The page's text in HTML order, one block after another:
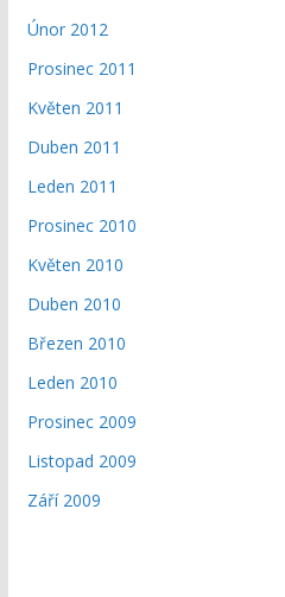
Únor 2012
Prosinec 2011
Květen 2011
Duben 2011
Leden 2011
Prosinec 2010
Květen 2010
Duben 2010
Březen 2010
Leden 2010
Prosinec 2009
Listopad 2009
Září 2009